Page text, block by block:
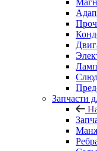
Запчасти